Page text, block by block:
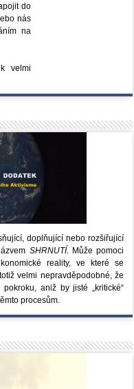
do
nás
na
velmi
doplňující nebo rozšiřující
SHRNUTÍ. Může pomoci
reality, ve které se
velmi nepravděpodobné, že
aniž by jisté „kritické“
procesům.